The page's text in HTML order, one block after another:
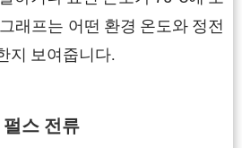
래프는 어떤 환경 온도와 정전
지 보여줍니다.
펄스 전류